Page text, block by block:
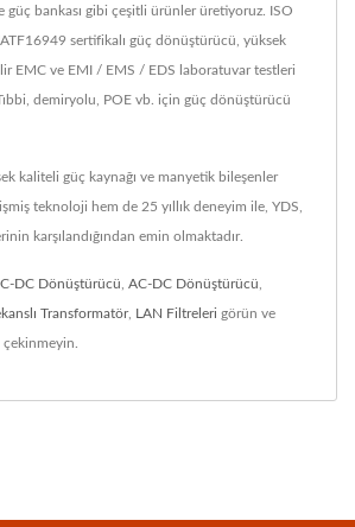
güç bankası gibi çeşitli ürünler üretiyoruz. ISO
sertifikalı güç dönüştürücü, yüksek
EMC ve EMI / EMS / EDS laboratuvar testleri
demiryolu, POE vb. için güç dönüştürücü
kaliteli güç kaynağı ve manyetik bileşenler
teknoloji hem de 25 yıllık deneyim ile, YDS,
karşılandığından emin olmaktadır.
DC Dönüştürücü AC-DC Dönüştürücü
Transformatör, LAN Filtreleri görün ve